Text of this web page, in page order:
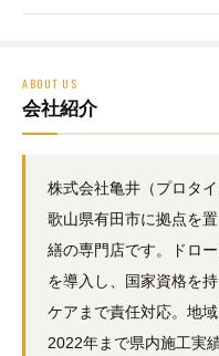
ABOUT US
会社紹介
株式会社亀井（プロタ
歌山県有田市に拠点を
繕の専門店です。ドロ
を導入し、国家資格を
ケアまで責任対応。地
2022年まで県内施工実